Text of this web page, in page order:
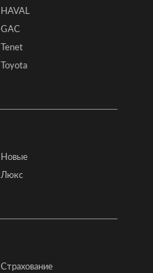
HAVAL
GAC
Tenet
Toyota
Новые
Люкс
Страхование